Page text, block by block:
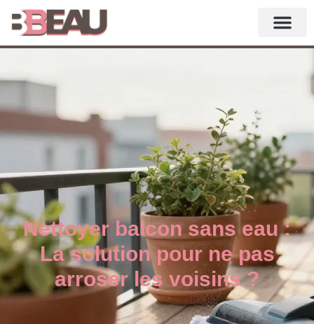
Nettoyer balcon sans eau :
La solution pour ne pas
arroser les voisins ?